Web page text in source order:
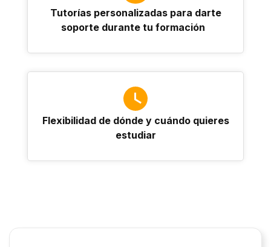
Tutorías personalizadas para darte
soporte durante tu formación
Flexibilidad de dónde y cuándo quieres
estudiar